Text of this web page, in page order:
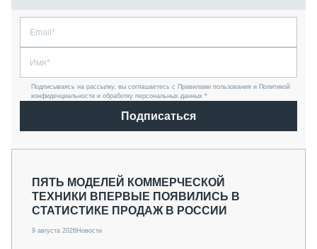
Подписываясь на рассылку, вы соглашаетесь с Правилами пользования и Политикой
конфиденциальности и обработку персональных данных *
Подписаться
ПЯТЬ МОДЕЛЕЙ КОММЕРЧЕСКОЙ
ТЕХНИКИ ВПЕРВЫЕ ПОЯВИЛИСЬ В
СТАТИСТИКЕ ПРОДАЖ В РОССИИ
9 августа 2026Новости